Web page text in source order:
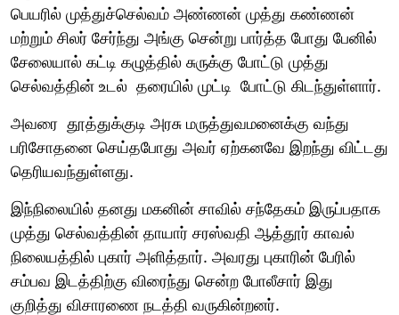
பெயரில் முத்துச்செல்வம் அண்ணன் முத்து கண்ணன்
மற்றும் சிலர் சேர்ந்து அங்கு சென்று பார்த்த போது பேனில்
சேலையால் கட்டி கழுத்தில் சுருக்கு போட்டு முத்து
செல்வத்தின் உடல் தரையில் முட்டி போட்டு கிடந்துள்ளார்.
அவரை தூத்துக்குடி அரசு மருத்துவமனைக்கு வந்து
பரிசோதனை செய்தபோது அவர் ஏற்கனவே இறந்து விட்டது
தெரியவந்துள்ளது.
இந்நிலையில் தனது மகனின் சாவில் சந்தேகம் இருப்பதாக
முத்து செல்வத்தின் தாயார் சரஸ்வதி ஆத்தூர் காவல்
நிலையத்தில் புகார் அளித்தார். அவரது புகாரின் பேரில்
சம்பவ இடத்திற்கு விரைந்து சென்ற போலீசார் இது
குறித்து விசாரணை நடத்தி வருகின்றனர்.